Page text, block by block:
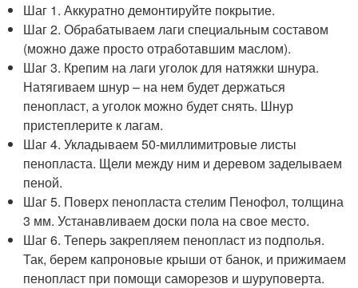
Шаг 1. Аккуратно демонтируйте покрытие.
Шаг 2. Обрабатываем лаги специальным составом
(можно даже просто отработавшим маслом).
Шаг 3. Крепим на лаги уголок для натяжки шнура.
Натягиваем шнур – на нем будет держаться
пенопласт, а уголок можно будет снять. Шнур
пристеплерите к лагам.
Шаг 4. Укладываем 50-миллимитровые листы
пенопласта. Щели между ним и деревом заделываем
пеной.
Шаг 5. Поверх пенопласта стелим Пенофол, толщина
3 мм. Устанавливаем доски пола на свое место.
Шаг 6. Теперь закрепляем пенопласт из подполья.
Так, берем капроновые крыши от банок, и прижимаем
пенопласт при помощи саморезов и шуруповерта.